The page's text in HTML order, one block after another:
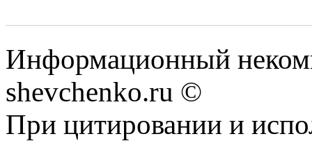
Информационный
shevchenko.ru ©
При цитировании и